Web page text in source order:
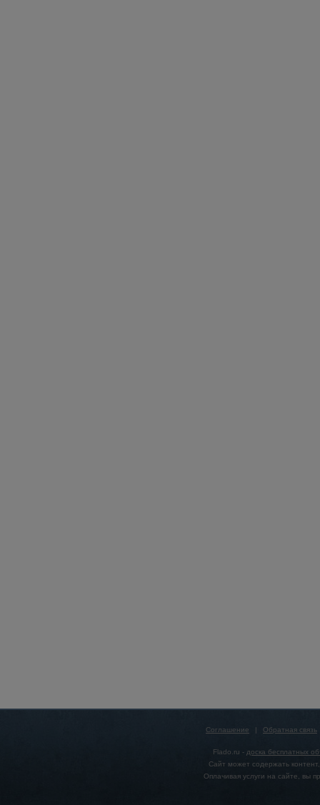
Соглашение | Обратная связь
Flado.ru - доска бесплатных
Сайт может содержать
Оплачивая услуги на сайте, вы